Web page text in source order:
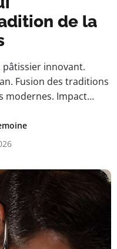
de la
pâtissier innovant.
Fusion des traditions
modernes. Impact…